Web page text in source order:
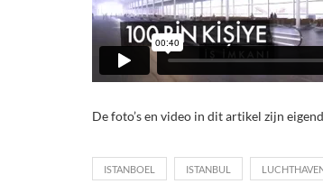
De foto’s en video in dit artikel zijn
ISTANBOEL ISTANBUL